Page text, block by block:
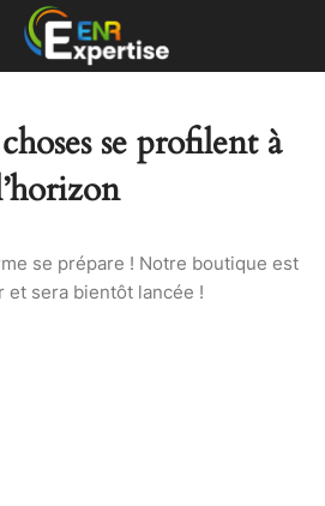
se profilent à
se prépare ! Notre boutique est
et sera bientôt lancée !